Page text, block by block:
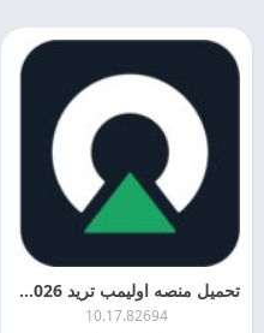
تحميل منصه اوليمب تريد 2026 Olymp Trade مهكره اخر اصدار
10.17.82694